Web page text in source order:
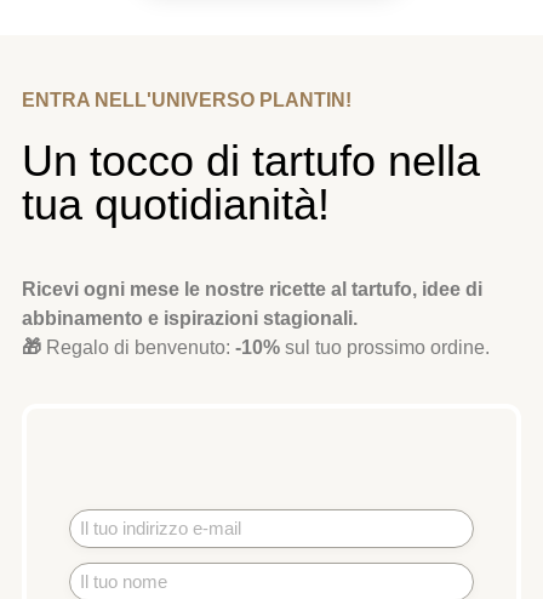
ENTRA NELL'UNIVERSO PLANTIN!
Un tocco di tartufo nella
tua quotidianità!
Ricevi ogni mese le nostre ricette al tartufo, idee di
abbinamento e ispirazioni stagionali.
🎁 Regalo di benvenuto: -10% sul tuo prossimo ordine.